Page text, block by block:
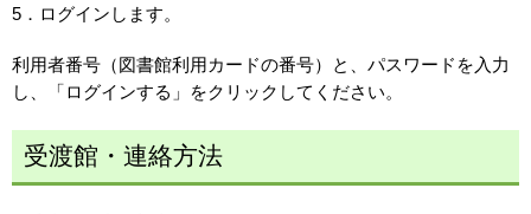
5．ログインします。
利用者番号（図書館利用カードの番号）と、パスワードを入力
し、「ログインする」をクリックしてください。
受渡館・連絡方法